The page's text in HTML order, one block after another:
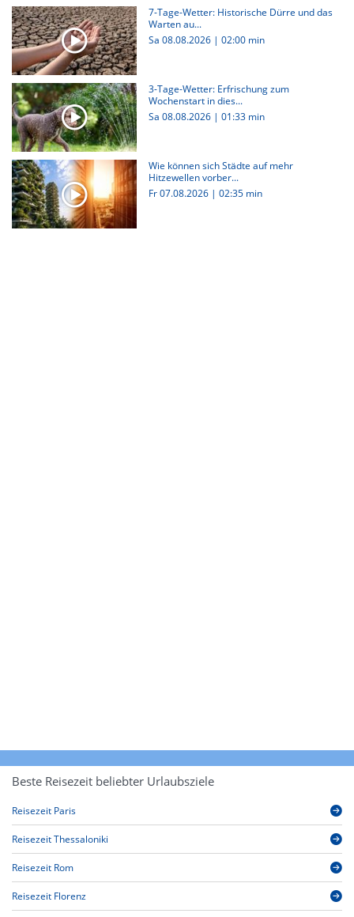
7-Tage-Wetter: Historische Dürre und das
Warten au...
Sa 08.08.2026 | 02:00 min
3-Tage-Wetter: Erfrischung zum
Wochenstart in dies...
Sa 08.08.2026 | 01:33 min
Wie können sich Städte auf mehr
Hitzewellen vorber...
Fr 07.08.2026 | 02:35 min
Beste Reisezeit beliebter Urlaubsziele
Reisezeit Paris
Reisezeit Thessaloniki
Reisezeit Rom
Reisezeit Florenz